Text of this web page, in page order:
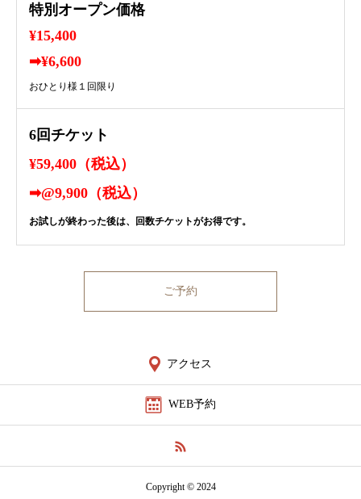
特別オープン価格
¥15,400
➡︎¥6,600
おひとり様１回限り
6回チケット
¥59,400（税込）
➡︎@9,900（税込）
お試しが終わった後は、回数チケットがお得です。
ご予約
アクセス
WEB予約
Copyright © 2024